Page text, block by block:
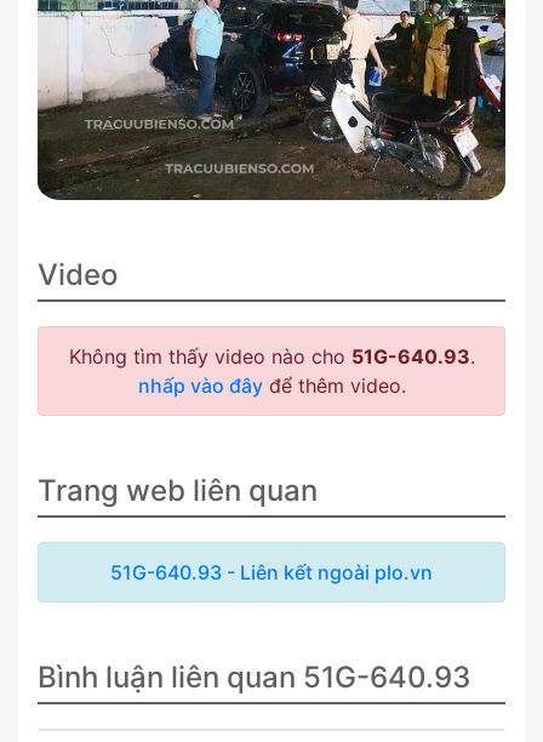
Video
Không tìm thấy video nào cho 51G-640.93.
nhấp vào đâyđể thêm video.
Trang web liên quan
51G-640.93 - Liên kết ngoài plo.vn
Bình luận liên quan 51G-640.93